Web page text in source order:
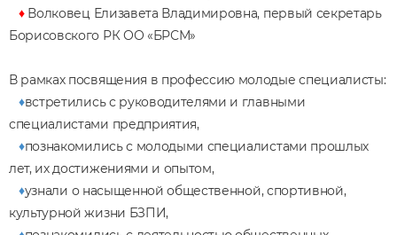
♦ Волковец Елизавета Владимировна, первый секретарь
Борисовского РК ОО «БРСМ»
В рамках посвящения в профессию молодые специалисты:
♦встретились с руководителями и главными
специалистами предприятия,
♦познакомились с молодыми специалистами прошлых
лет, их достижениями и опытом,
♦узнали о насыщенной общественной, спортивной,
культурной жизни БЗПИ,